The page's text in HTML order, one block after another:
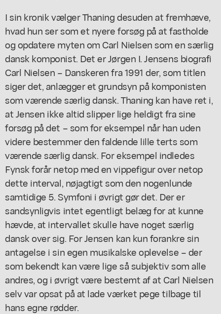
I sin kronik vælger Thaning desuden at fremhæve,
hvad hun ser som et nyere forsøg på at fastholde
og opdatere myten om Carl Nielsen som en særlig
dansk komponist. Det er Jørgen I. Jensens biografi
Carl Nielsen – Danskerenfra 1991 der, som titlen
siger det, anlægger et grundsyn på komponisten
som værende særlig dansk. Thaning kan have ret i,
at Jensen ikke altid slipper lige heldigt fra sine
forsøg på det – som for eksempel når han uden
videre bestemmer den faldende lille terts som
værende særlig dansk. For eksempel indledes
Fynsk forårnetop med en vippefigur over netop
dette interval, nøjagtigt som den nogenlunde
samtidige 5. Symfoni i øvrigt gør det. Der er
sandsynligvis intet egentligt belæg for at kunne
hævde, at intervallet skulle have noget særlig
dansk over sig. For Jensen kan kun forankre sin
antagelse i sin egen musikalske oplevelse – der
som bekendt kan være lige så subjektiv som alle
andres, og i øvrigt være bestemt af at Carl Nielsen
selv var opsat på at lade værket pege tilbage til
hans egne rødder.